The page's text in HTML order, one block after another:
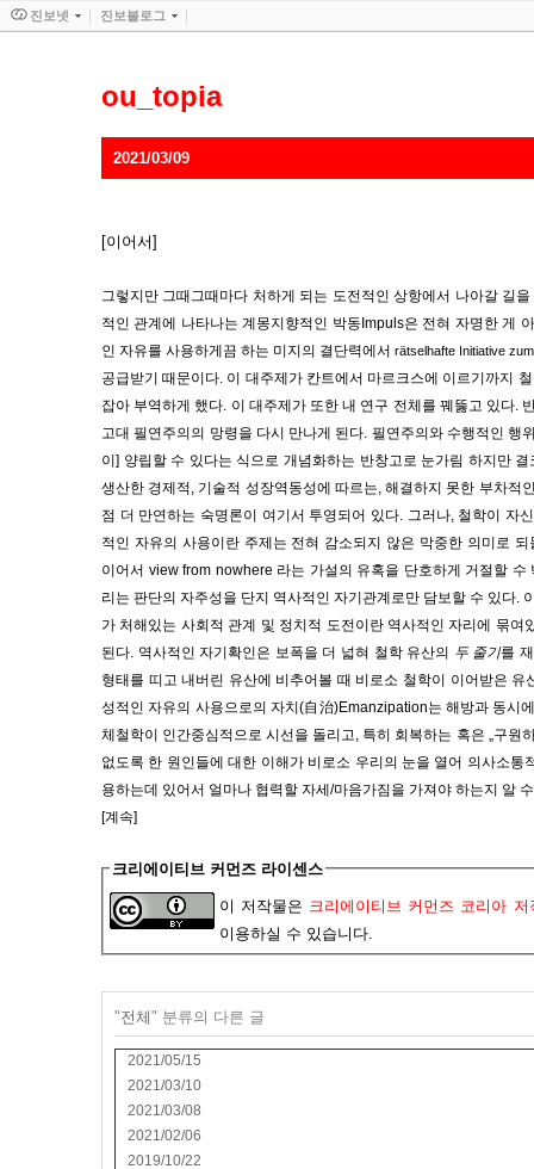
ou_topia
2021/03/09
[이어서]
그렇지만 그때그때마다 처하게 되는 도전적인 상항에서 나아갈 길
적인 관계에 나타나는 계몽지향적인 박동Impuls은 전혀 자명한 게
인 자유를 사용하게끔 하는 미지의 결단력에서 rätselhafte Initiative
공급받기 때문이다 이 대주제가 칸트에서 마르크스에 이르기까지
잡아 부역하게 했다 이 대주제가 또한 내 연구 전체를 꿰뚫고 있다.
고대 필연주의의 망령을 다시 만나게 된다 필연주의와 수행적인 행
이] 양립할 수 있다는 식으로 개념화하는 반창고로 눈가림 하지만
생산한 경제적 기술적 성장역동성에 따르는 ,해결하지 못한 부차적
점 더 만연하는 숙명론이 여기서 투영되어 있다. 그러나, 철학이 자
적인 자유의 사용이란 주제는 전혀 감소되지 않은 막중한 의미로 되
이어서 view from nowhere 라는 가설의 유혹을 단호하게 거절할 수
리는 판단의 자주성을 단지 역사적인 자기관계로만 담보할 수 있다
가 처해있는 사회적 관계 및 정치적 도전이란 역사적인 자리에 묶
된다 역사적인 자기확인은 보폭을 더 넓혀 철학 유산의 두 줄기를
형태를 띠고 내버린 유산에 비추어볼 때 비로소 철학이 이어받은
성적인 자유의 사용으로의 자치(自治)Emanzipation는 해방과 동시
체철학이 인간중심적으로 시선을 돌리고
특히 회복하는 혹은
구원
없도록 한 원인들에 대한 이해가 비로소 우리의 눈을 열어 의사소
용하는데 있어서 얼마나 협력할 자세/마음가짐을 가져야 하는지 알
[계속]
크리에이티브 커먼즈 라이센스
이 저작물은 크리에이티브 커먼즈 코리아
이용하실 수 있습니다.
"전체" 분류의 다른 글
2021/05/15
2021/03/10
2021/03/08
2021/02/06
2019/10/22
진보넷 진보블로그